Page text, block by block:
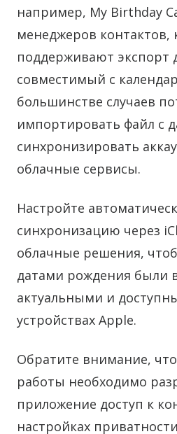
например, My Birthday
менеджеров контактов,
поддерживают экспорт
совместимый с
большинстве случаев
импортировать файл с
синхронизировать
облачные сервисы.
Настройте
синхронизацию через
облачные решения,
датами рождения были
актуальными и
устройствах Apple.
Обратите внимание,
работы необходимо
приложение доступ к
настройках приватности